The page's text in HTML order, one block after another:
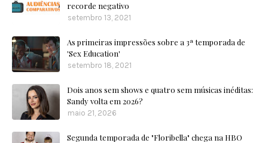
recorde negativo
setembro 13, 2021
As primeiras impressões sobre a 3ª temporada de
'Sex Education'
setembro 18, 2021
Dois anos sem shows e quatro sem músicas inéditas:
Sandy volta em 2026?
maio 21, 2026
Segunda temporada de "Floribella" chega na HBO